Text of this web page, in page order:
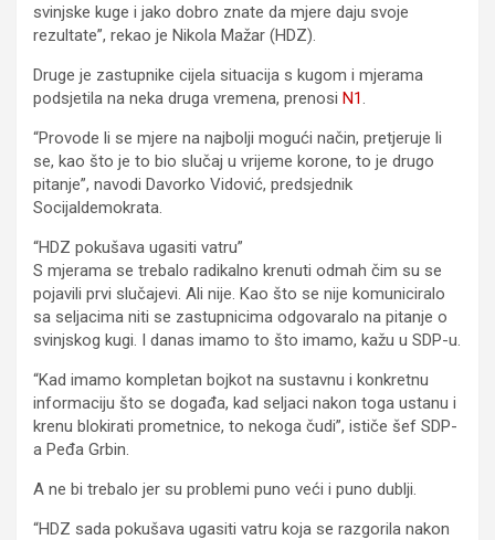
svinjske kuge i jako dobro znate da mjere daju svoje
rezultate”, rekao je Nikola Mažar (HDZ).
Druge je zastupnike cijela situacija s kugom i mjerama
podsjetila na neka druga vremena, prenosi N1.
“Provode li se mjere na najbolji mogući način, pretjeruje li
se, kao što je to bio slučaj u vrijeme korone, to je drugo
pitanje”, navodi Davorko Vidović, predsjednik
Socijaldemokrata.
“HDZ pokušava ugasiti vatru”
S mjerama se trebalo radikalno krenuti odmah čim su se
pojavili prvi slučajevi. Ali nije. Kao što se nije komuniciralo
sa seljacima niti se zastupnicima odgovaralo na pitanje o
svinjskog kugi. I danas imamo to što imamo, kažu u SDP-u.
“Kad imamo kompletan bojkot na sustavnu i konkretnu
informaciju što se događa, kad seljaci nakon toga ustanu i
krenu blokirati prometnice, to nekoga čudi”, ističe šef SDP-
a Peđa Grbin.
A ne bi trebalo jer su problemi puno veći i puno dublji.
“HDZ sada pokušava ugasiti vatru koja se razgorila nakon